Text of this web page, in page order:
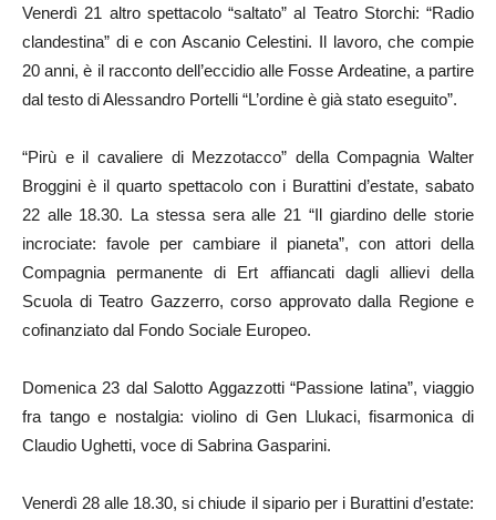
Venerdì 21 altro spettacolo “saltato” al Teatro Storchi: “Radio
clandestina” di e con Ascanio Celestini. Il lavoro, che compie
20 anni, è il racconto dell’eccidio alle Fosse Ardeatine, a partire
dal testo di Alessandro Portelli “L’ordine è già stato eseguito”.
“Pirù e il cavaliere di Mezzotacco” della Compagnia Walter
Broggini è il quarto spettacolo con i Burattini d’estate, sabato
22 alle 18.30. La stessa sera alle 21 “Il giardino delle storie
incrociate: favole per cambiare il pianeta”, con attori della
Compagnia permanente di Ert affiancati dagli allievi della
Scuola di Teatro Gazzerro, corso approvato dalla Regione e
cofinanziato dal Fondo Sociale Europeo.
Domenica 23 dal Salotto Aggazzotti “Passione latina”, viaggio
fra tango e nostalgia: violino di Gen Llukaci, fisarmonica di
Claudio Ughetti, voce di Sabrina Gasparini.
Venerdì 28 alle 18.30, si chiude il sipario per i Burattini d’estate: